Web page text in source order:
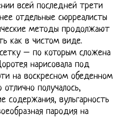
всей последней трети
отдельные сюрреалисты
методы продолжают
как в чистом виде.
– по которым сложена
нарисовала под
на воскресном обеденном
получалось,
содержания, вульгарность
пародия на